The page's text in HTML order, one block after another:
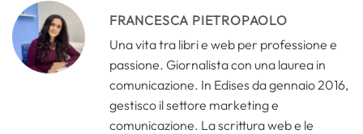
FRANCESCA PIETROPAOLO
Una vita tra libri e web per professione e
passione. Giornalista con una laurea in
comunicazione. In Edises da gennaio 2016,
gestisco il settore marketing e
comunicazione. La scrittura web e le